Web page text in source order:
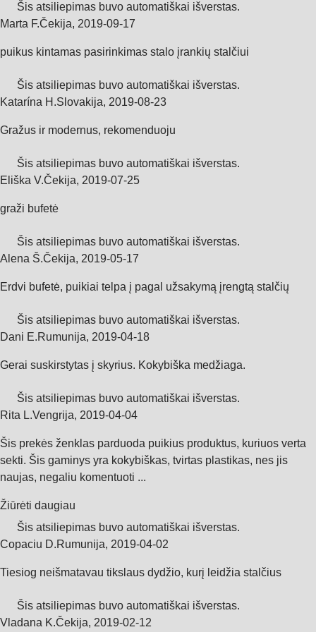
Šis atsiliepimas buvo automatiškai išverstas.
Marta F.Čekija, 2019‑09‑17
puikus kintamas pasirinkimas stalo įrankių stalčiui
Šis atsiliepimas buvo automatiškai išverstas.
Katarína H.Slovakija, 2019‑08‑23
Gražus ir modernus, rekomenduoju
Šis atsiliepimas buvo automatiškai išverstas.
Eliška V.Čekija, 2019‑07‑25
graži bufetė
Šis atsiliepimas buvo automatiškai išverstas.
Alena Š.Čekija, 2019‑05‑17
Erdvi bufetė, puikiai telpa į pagal užsakymą įrengtą stalčių
Šis atsiliepimas buvo automatiškai išverstas.
Dani E.Rumunija, 2019‑04‑18
Gerai suskirstytas į skyrius. Kokybiška medžiaga.
Šis atsiliepimas buvo automatiškai išverstas.
Rita L.Vengrija, 2019‑04‑04
Šis prekės ženklas parduoda puikius produktus, kuriuos verta
sekti. Šis gaminys yra kokybiškas, tvirtas plastikas, nes jis
naujas, negaliu komentuoti ...
Žiūrėti daugiau
Šis atsiliepimas buvo automatiškai išverstas.
Copaciu D.Rumunija, 2019‑04‑02
Tiesiog neišmatavau tikslaus dydžio, kurį leidžia stalčius
Šis atsiliepimas buvo automatiškai išverstas.
Vladana K.Čekija, 2019‑02‑12